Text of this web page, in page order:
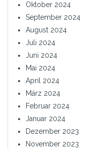
Oktober 2024
September 2024
August 2024
Juli 2024
Juni 2024
Mai 2024
April 2024
März 2024
Februar 2024
Januar 2024
Dezember 2023
November 2023